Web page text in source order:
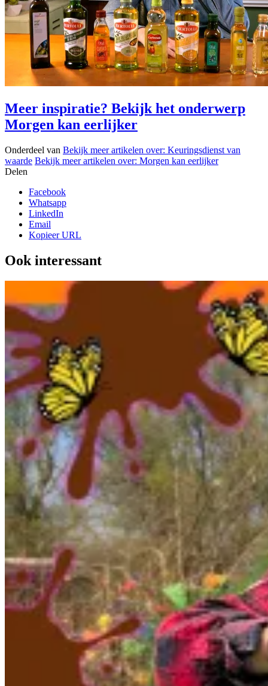
Meer inspiratie? Bekijk het onderwerp
Morgen kan eerlijker
Onderdeel van Bekijk meer artikelen over: Keuringsdienst van
waarde Bekijk meer artikelen over: Morgen kan eerlijker
Delen
Facebook
Whatsapp
LinkedIn
Email
Kopieer URL
Ook interessant